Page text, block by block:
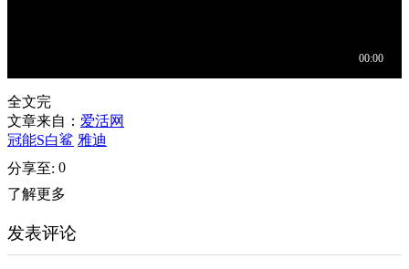
全文完
文章来自： 爱活网
冠能S白鲨 雅迪
分享至: 0
了解更多
发表评论